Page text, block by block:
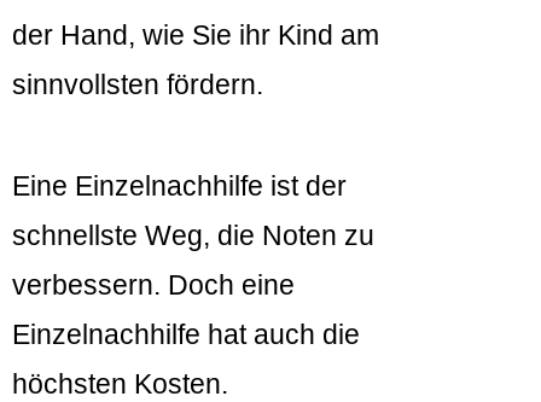
der Hand, wie Sie ihr Kind am
sinnvollsten fördern.
Eine Einzelnachhilfe ist der
schnellste Weg, die Noten zu
verbessern. Doch eine
Einzelnachhilfe hat auch die
höchsten Kosten.